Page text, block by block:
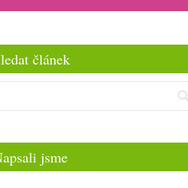
článek
jsme